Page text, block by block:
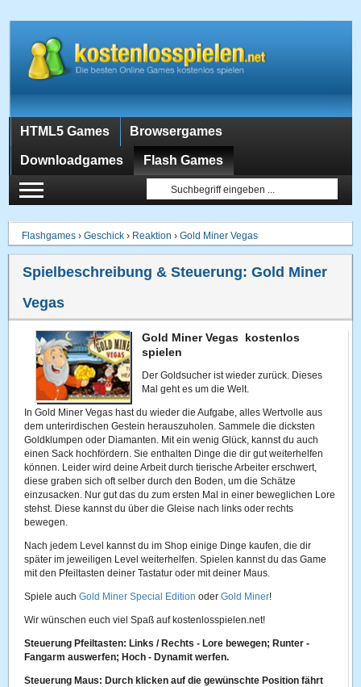
HTML5 Games Browsergames
Downloadgames Flash Games
Flashgames ›Geschick › Reaktion ›Gold Miner Vegas
Spielbeschreibung & Steuerung:Gold Miner
Vegas
Gold Miner Vegas kostenlos
spielen
Der Goldsucher ist wieder zurück. Dieses
Mal geht es um die Welt.
In Gold Miner Vegas hast du wieder die Aufgabe, alles Wertvolle aus
dem unterirdischen Gestein herauszuholen. Sammele die dicksten
Goldklumpen oder Diamanten. Mit ein wenig Glück, kannst du auch
einen Sack hochfördern. Sie enthalten Dinge die dir gut weiterhelfen
können. Leider wird deine Arbeit durch tierische Arbeiter erschwert,
diese graben sich oft selber durch den Boden, um die Schätze
einzusacken. Nur gut das du zum ersten Mal in einer beweglichen Lore
stehst. Diese kannst du über die Gleise nach links oder rechts
bewegen.
Nach jedem Level kannst du im Shop einige Dinge kaufen, die dir
später im jeweiligen Level weiterhelfen. Spielen kannst du das Game
mit den Pfeiltasten deiner Tastatur oder mit deiner Maus.
Spiele auchGold Miner Special Edition oderGold Miner!
Wir wünschen euch viel Spaß auf kostenlosspielen.net!
Steuerung Pfeiltasten: Links / Rechts - Lore bewegen; Runter -
Fangarm auswerfen; Hoch - Dynamit werfen.
Steuerung Maus: Durch klicken auf die gewünschte Position fährt